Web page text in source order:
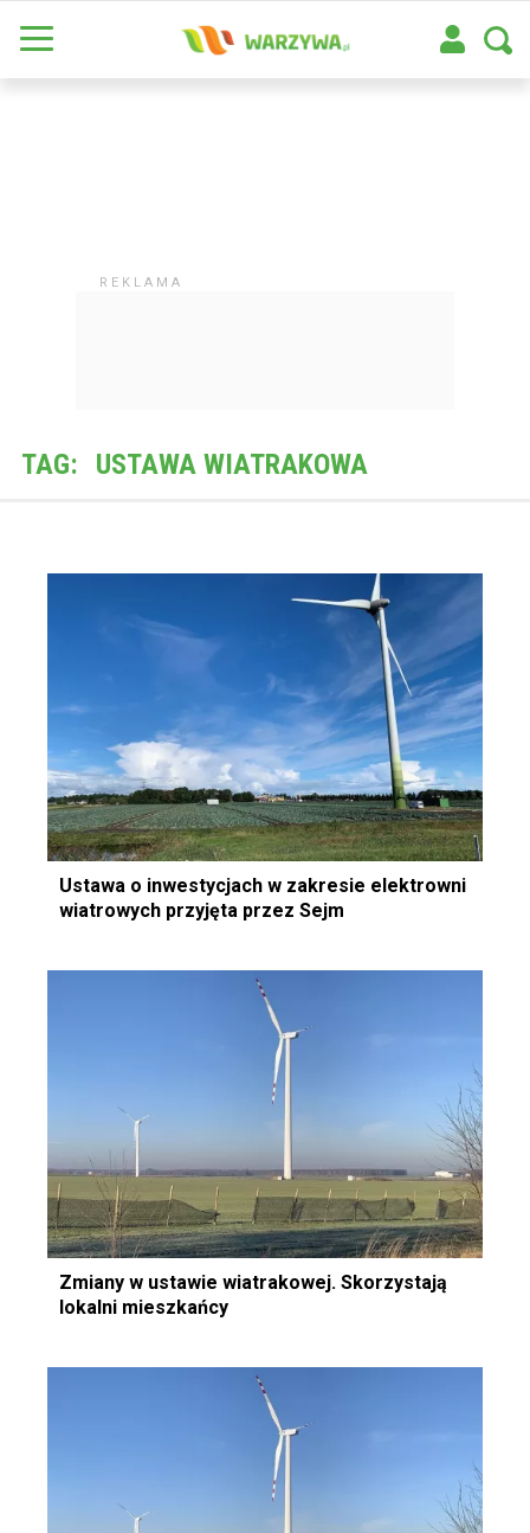
TAG: USTAWA WIATRAKOWA
Ustawa o inwestycjach w zakresie elektrowni
wiatrowych przyjęta przez Sejm
Zmiany w ustawie wiatrakowej. Skorzystają
lokalni mieszkańcy